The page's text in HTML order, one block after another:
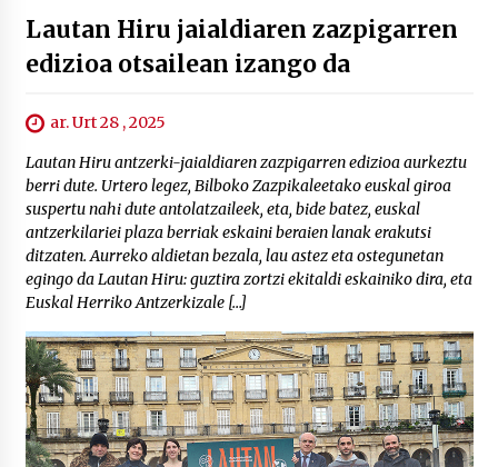
Lautan Hiru jaialdiaren zazpigarren
edizioa otsailean izango da
ar. Urt 28 , 2025
Lautan Hiru antzerki-jaialdiaren zazpigarren edizioa aurkeztu
berri dute. Urtero legez, Bilboko Zazpikaleetako euskal giroa
suspertu nahi dute antolatzaileek, eta, bide batez, euskal
antzerkilariei plaza berriak eskaini beraien lanak erakutsi
ditzaten. Aurreko aldietan bezala, lau astez eta ostegunetan
egingo da Lautan Hiru: guztira zortzi ekitaldi eskainiko dira, eta
Euskal Herriko Antzerkizale […]